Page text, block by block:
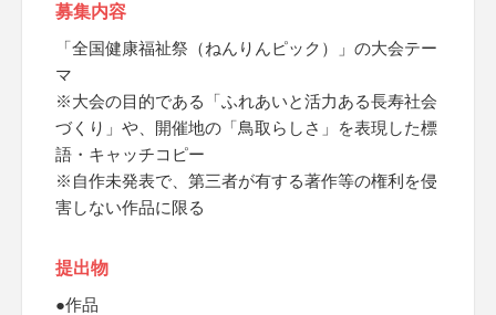
募集内容
「全国健康福祉祭（ねんりんピック）」の大会テー
マ
※大会の目的である「ふれあいと活力ある長寿社会
づくり」や、開催地の「鳥取らしさ」を表現した標
語・キャッチコピー
※自作未発表で、第三者が有する著作等の権利を侵
害しない作品に限る
提出物
●作品